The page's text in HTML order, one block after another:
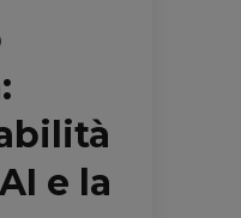
e la